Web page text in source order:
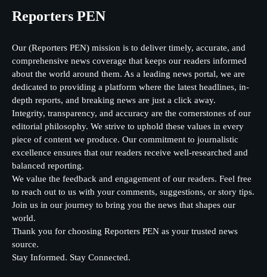
Reporters PEN
Our (Reporters PEN) mission is to deliver timely, accurate, and
comprehensive news coverage that keeps our readers informed
about the world around them. As a leading news portal, we are
dedicated to providing a platform where the latest headlines, in-
depth reports, and breaking news are just a click away.
Integrity, transparency, and accuracy are the cornerstones of our
editorial philosophy. We strive to uphold these values in every
piece of content we produce. Our commitment to journalistic
excellence ensures that our readers receive well-researched and
balanced reporting.
We value the feedback and engagement of our readers. Feel free
to reach out to us with your comments, suggestions, or story tips.
Join us in our journey to bring you the news that shapes our
world.
Thank you for choosing Reporters PEN as your trusted news
source.
Stay Informed. Stay Connected.